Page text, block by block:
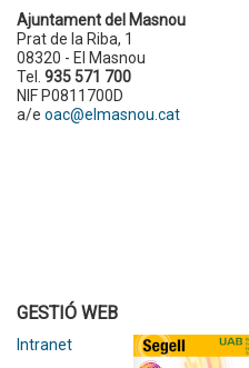
Ajuntament del Masnou
Prat de la Riba, 1
08320 - El Masnou
Tel. 935 571 700
NIF P0811700D
a/e oac@elmasnou.cat
GESTIÓ WEB
Intranet